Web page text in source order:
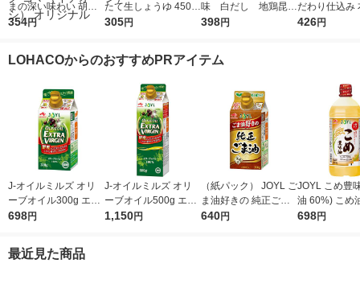
まの深い味わい 胡麻
ドレッシング 490ml 1
ゴマ（イチオシ） オ
354円
たて生しょうゆ 450m
l 1本 ＜やわらか密封
シ）
305円
味 白だし 地鶏昆
布 1L（1000ml）
398円
だわり仕込み
ん 620ml 1本
426円
LOHACOからのおすすめPRアイテム
J-オイルミルズ オリ
ーブオイル300g エキ
ストラバージン スペ
L
698円
J-オイルミルズ オリ
ーブオイル500g エキ
ストラバージン スペ
1,150円
（紙パック） JOYL ご
ま油好きの 純正ごま
油 300g 1本 味の素 J-
640円
JOYL こめ豊
油 60%) こめ油 ブレ
ンド 味の素
698円
最近見た商品